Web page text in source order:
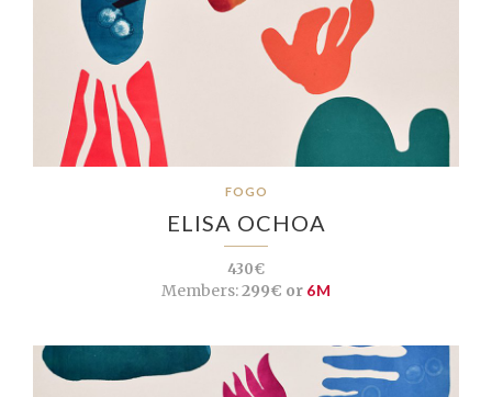
FOGO
ELISA OCHOA
430€
Members:299€ or 6M